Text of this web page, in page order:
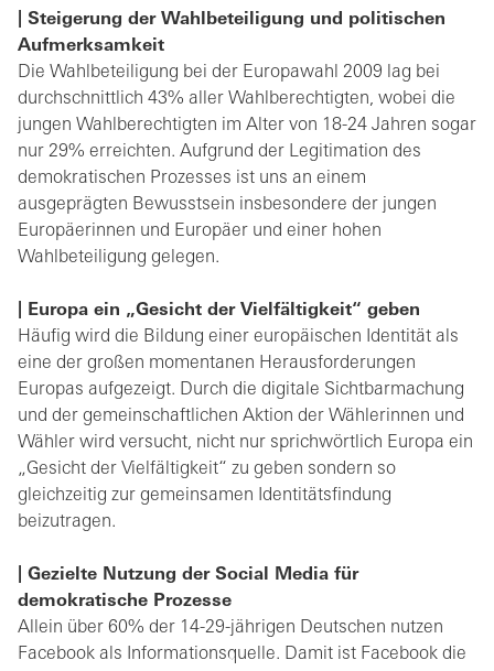
| Steigerung der Wahlbeteiligung und politischen
Aufmerksamkeit
Die Wahlbeteiligung bei der Europawahl 2009 lag bei
durchschnittlich 43% aller Wahlberechtigten, wobei die
jungen Wahlberechtigten im Alter von 18-24 Jahren sogar
nur 29% erreichten. Aufgrund der Legitimation des
demokratischen Prozesses ist uns an einem
ausgeprägten Bewusstsein insbesondere der jungen
Europäerinnen und Europäer und einer hohen
Wahlbeteiligung gelegen.
| Europa ein „Gesicht der Vielfältigkeit“ geben
Häufig wird die Bildung einer europäischen Identität als
eine der großen momentanen Herausforderungen
Europas aufgezeigt. Durch die digitale Sichtbarmachung
und der gemeinschaftlichen Aktion der Wählerinnen und
Wähler wird versucht, nicht nur sprichwörtlich Europa ein
„Gesicht der Vielfältigkeit“ zu geben sondern so
gleichzeitig zur gemeinsamen Identitätsfindung
beizutragen.
| Gezielte Nutzung der Social Media für
demokratische Prozesse
Allein über 60% der 14-29-jährigen Deutschen nutzen
Facebook als Informationsquelle. Damit ist Facebook die